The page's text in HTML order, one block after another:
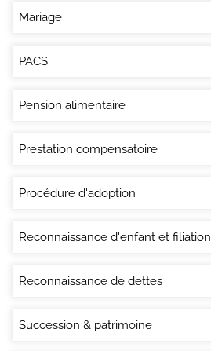
Mariage
PACS
Pension alimentaire
Prestation compensatoire
Procédure d'adoption
Reconnaissance d'enfant et filiation
Reconnaissance de dettes
Succession & patrimoine